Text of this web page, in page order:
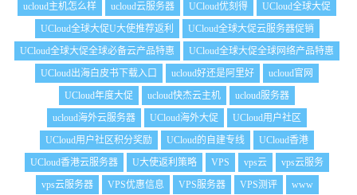
ucloud主机怎么样
ucloud云服务器 UCloud优刻得
UCloud全球大促
UCloud全球大促U大使推荐返利
UCloud全球大促云服务器促销
UCloud全球大促全球必备云产品特惠
UCloud全球大促全球网络产品特惠
UCloud出海白皮书下载入口
ucloud好还是阿里好
ucloud官网
UCloud年度大促
ucloud快杰云主机
ucloud服务器
ucloud海外云服务器
UCloud海外大促
UCloud用户社区
UCloud用户社区积分奖励
UCloud的自建专线
UCloud香港
UCloud香港云服务器
U大使返利策略 VPS vps云
vps云服务
vps云服务器
VPS优惠信息 VPS服务器 VPS测评
www